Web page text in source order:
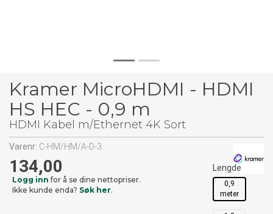
Kramer MicroHDMI - HDMI
HS HEC - 0,9 m
HDMI Kabel m/Ethernet 4K Sort
Varenr: C-HM/HM/A-D-3
134,00
Logg inn for å se dine nettopriser.
Ikke kunde enda? Søk her.
Lengde
0,9
meter